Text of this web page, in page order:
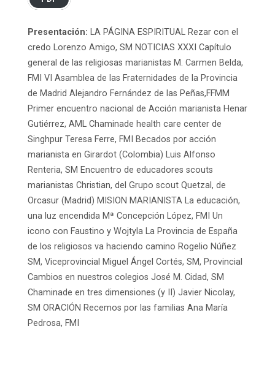
Presentación: LA PÁGINA ESPIRITUAL Rezar con el
credo Lorenzo Amigo, SM NOTICIAS XXXI Capítulo
general de las religiosas marianistas M. Carmen Belda,
FMI VI Asamblea de las Fraternidades de la Provincia
de Madrid Alejandro Fernández de las Peñas,FFMM
Primer encuentro nacional de Acción marianista Henar
Gutiérrez, AML Chaminade health care center de
Singhpur Teresa Ferre, FMI Becados por acción
marianista en Girardot (Colombia) Luis Alfonso
Renteria, SM Encuentro de educadores scouts
marianistas Christian, del Grupo scout Quetzal, de
Orcasur (Madrid) MISION MARIANISTA La educación,
una luz encendida Mª Concepción López, FMI Un
icono con Faustino y Wojtyla La Provincia de España
de los religiosos va haciendo camino Rogelio Núñez
SM, Viceprovincial Miguel Ángel Cortés, SM, Provincial
Cambios en nuestros colegios José M. Cidad, SM
Chaminade en tres dimensiones (y II) Javier Nicolay,
SM ORACIÓN Recemos por las familias Ana María
Pedrosa, FMI